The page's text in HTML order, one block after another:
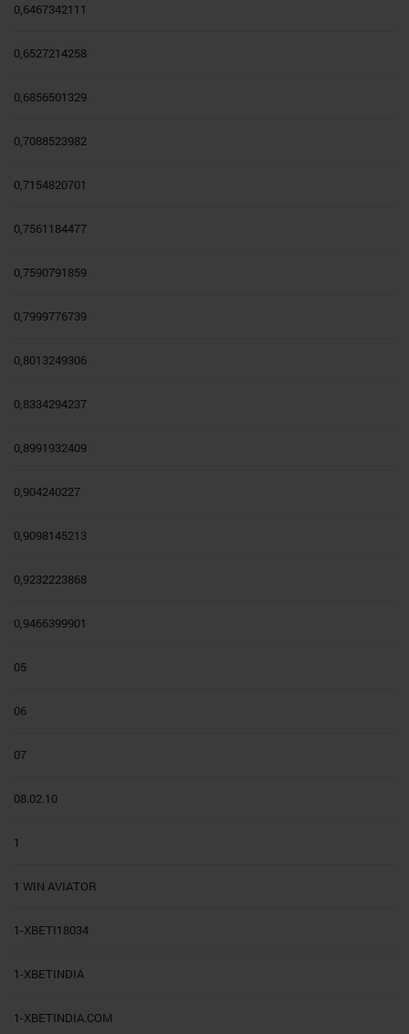
0,6467342111
0,6527214258
0,6856501329
0,7088523982
0,7154820701
0,7561184477
0,7590791859
0,7999776739
0,8013249306
0,8334294237
0,8991932409
0,904240227
0,9098145213
0,9232223868
0,9466399901
05
06
07
08.02.10
1
1 WIN AVIATOR
1-XBETI18034
1-XBETINDIA
1-XBETINDIA.COM